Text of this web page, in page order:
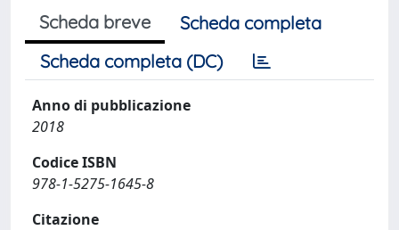
Scheda breve
Scheda completa
Scheda completa (DC)
Anno di pubblicazione
2018
Codice ISBN
978-1-5275-1645-8
Citazione